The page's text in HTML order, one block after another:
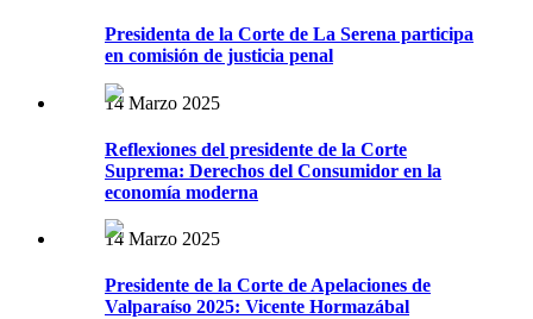
Presidenta de la Corte de La Serena participa
en comisión de justicia penal
14 Marzo 2025
Reflexiones del presidente de la Corte
Suprema: Derechos del Consumidor en la
economía moderna
14 Marzo 2025
Presidente de la Corte de Apelaciones de
Valparaíso 2025: Vicente Hormazábal